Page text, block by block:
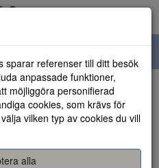
sparar referenser till ditt besök
anpassade funktioner,
möjliggöra personifierad
cookies, som krävs för
vilken typ av cookies du vill
alla